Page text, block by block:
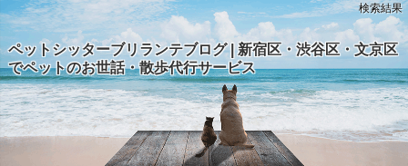
検索結果
ペットシッターブリランテブログ | 新宿区・渋谷区・文京区
でペットのお世話・散歩代行サービス